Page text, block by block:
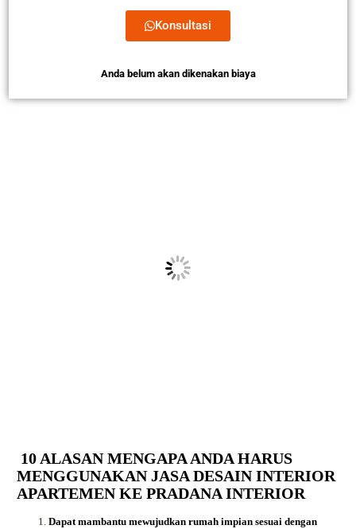
Konsultasi
Anda belum akan dikenakan biaya
10 ALASAN MENGAPA ANDA HARUS
MENGGUNAKAN JASA DESAIN INTERIOR
APARTEMEN KE PRADANA INTERIOR
Dapat mambantu mewujudkan rumah impian sesuai dengan